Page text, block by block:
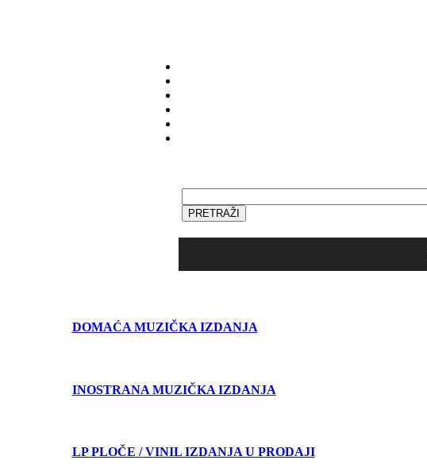
DOMAĆA MUZIČKA IZDANJA
INOSTRANA MUZIČKA IZDANJA
LP PLOČE / VINIL IZDANJA U PRODAJI